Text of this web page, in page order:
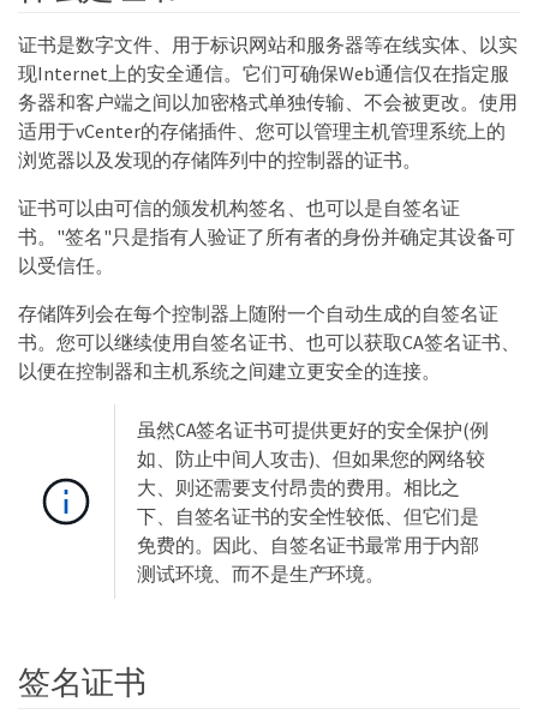
证书是数字文件、用于标识网站和服务器等在线实体、以实
现Internet上的安全通信。它们可确保Web通信仅在指定服
务器和客户端之间以加密格式单独传输、不会被更改。使用
适用于vCenter的存储插件、您可以管理主机管理系统上的
浏览器以及发现的存储阵列中的控制器的证书。
证书可以由可信的颁发机构签名、也可以是自签名证
书。"签名"只是指有人验证了所有者的身份并确定其设备可
以受信任。
存储阵列会在每个控制器上随附一个自动生成的自签名证
书。您可以继续使用自签名证书、也可以获取CA签名证书、
以便在控制器和主机系统之间建立更安全的连接。
虽然CA签名证书可提供更好的安全保护(例
如、防止中间人攻击)、但如果您的网络较
大、则还需要支付昂贵的费用。相比之
下、自签名证书的安全性较低、但它们是
免费的。因此、自签名证书最常用于内部
测试环境、而不是生产环境。
签名证书